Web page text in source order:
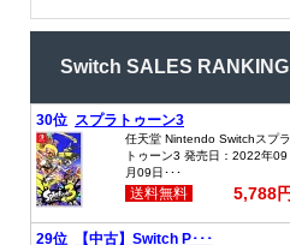
Switch SALES RANKING